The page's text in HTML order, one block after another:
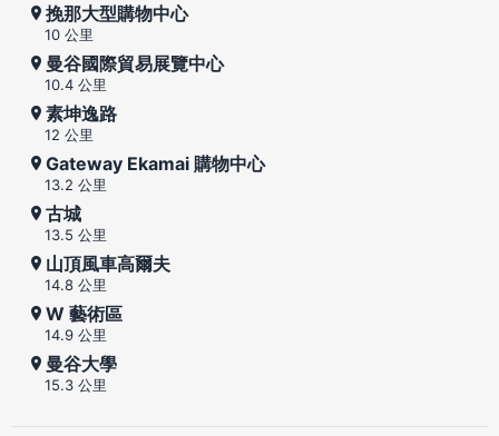
挽那大型購物中心
10 公里
曼谷國際貿易展覽中心
10.4 公里
素坤逸路
12 公里
Gateway Ekamai 購物中心
13.2 公里
古城
13.5 公里
山頂風車高爾夫
14.8 公里
W 藝術區
14.9 公里
曼谷大學
15.3 公里